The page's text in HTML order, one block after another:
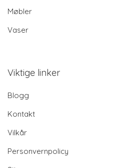
Møbler
Vaser
Viktige linker
Blogg
Kontakt
Vilkår
Personvernpolicy